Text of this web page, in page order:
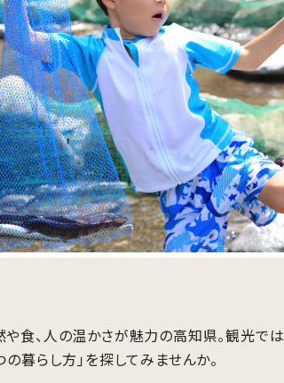
食、人の温かさが魅力の高知県。観光で
の暮らし方｣を探してみませんか。